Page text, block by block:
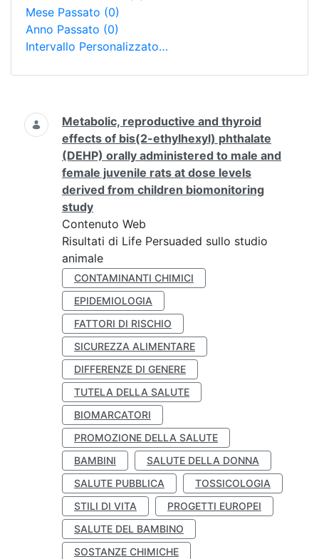
Mese Passato (0)
Anno Passato (0)
Intervallo Personalizzato…
Ricerca
Metabolic, reproductive and thyroid
effects of bis(2-ethylhexyl) phthalate
(DEHP) orally administered to male and
female juvenile rats at dose levels
derived from children biomonitoring
study
Contenuto Web
Risultati di Life Persuaded sullo studio
animale
CONTAMINANTI CHIMICI
EPIDEMIOLOGIA
FATTORI DI RISCHIO
SICUREZZA ALIMENTARE
DIFFERENZE DI GENERE
TUTELA DELLA SALUTE
BIOMARCATORI
PROMOZIONE DELLA SALUTE
BAMBINI
SALUTE DELLA DONNA
SALUTE PUBBLICA
TOSSICOLOGIA
STILI DI VITA
PROGETTI EUROPEI
SALUTE DEL BAMBINO
SOSTANZE CHIMICHE